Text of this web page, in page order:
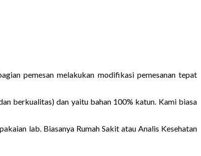
pemesan melakukan modifikasi pemesanan tepat
berkualitas) dan yaitu bahan 100% katun. Kami biasa
lab. Biasanya Rumah Sakit atau Analis Kesehatan